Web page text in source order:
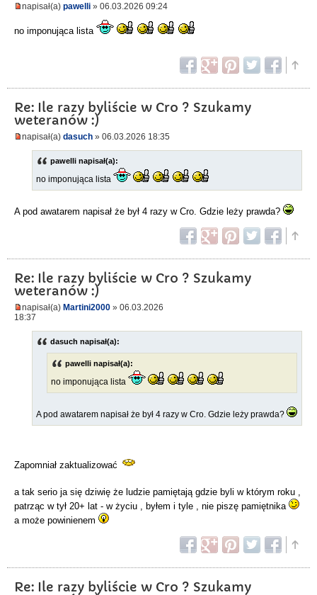
napisał(a) pawelli » 06.03.2026 09:24
no imponująca lista
Re: Ile razy byliście w Cro ? Szukamy
weteranów :)
napisał(a) dasuch » 06.03.2026 18:35
pawelli napisał(a):
no imponująca lista
A pod awatarem napisał że był 4 razy w Cro. Gdzie leży prawda?
Re: Ile razy byliście w Cro ? Szukamy
weteranów :)
napisał(a) Martini2000 » 06.03.2026
18:37
dasuch napisał(a):
pawelli napisał(a):
no imponująca lista
A pod awatarem napisał że był 4 razy w Cro. Gdzie leży prawda?
Zapomniał zaktualizować
a tak serio ja się dziwię że ludzie pamiętają gdzie byli w którym roku ,
patrząc w tył 20+ lat - w życiu , byłem i tyle , nie piszę pamiętnika
a może powinienem
Re: Ile razy byliście w Cro ? Szukamy